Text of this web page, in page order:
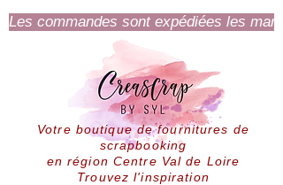
Les commandes sont expédiées les
Votre boutique de fournitures de
scrapbooking
en région Centre Val de Loire
Trouvez l'inspiration